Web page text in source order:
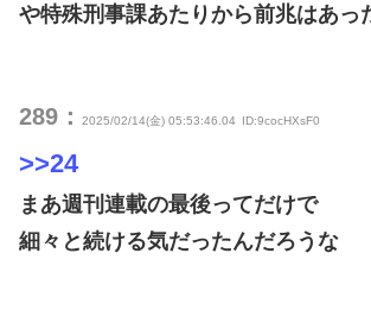
や特殊刑事課あたりから前兆はあっ
289： 2025/02/14(金) 05:53:46.04 ID:9cocHXsF0
>>24
まあ週刊連載の最後ってだけで
細々と続ける気だったんだろうな